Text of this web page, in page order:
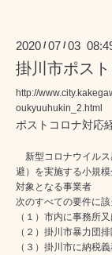
2020 /07 /03
掛川市ポス
http://
oukyuuhukin_2.html
ポストコロナ対応
新型コロナウイルス
避）を実施する小規
対象となる事業者
次のすべての要件に
（１）市内に事務所
（２）掛川市暴力団
（３）掛川市に納税